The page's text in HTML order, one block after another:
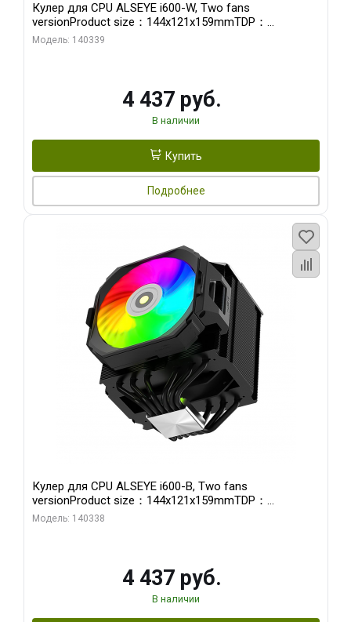
Кулер для CPU ALSEYE i600-W, Two fans
versionProduct size：144x121x159mmTDP：
270WSoldering technology CD textureApplication:Intel：
Модель: 140339
4 437 руб.
В наличии
Купить
Подробнее
Кулер для CPU ALSEYE i600-B, Two fans
versionProduct size：144x121x159mmTDP：
270WSoldering technology CD textureApplication:Intel：
Модель: 140338
4 437 руб.
В наличии